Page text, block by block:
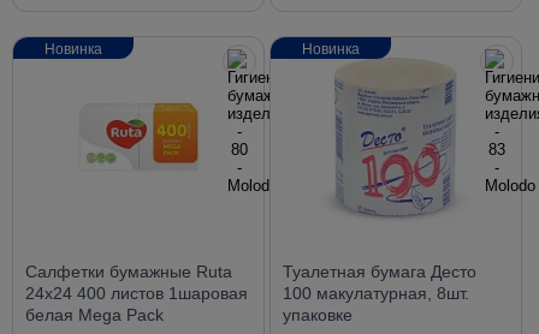
Салфетки бумажные Ruta
24х24 400 листов 1шаровая
белая Mega Pack
Новинка
Туалетная бумага Десто
100 макулатурная, 8шт.
упаковке
Новинка